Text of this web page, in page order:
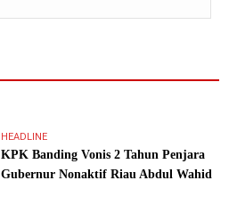
HEADLINE
KPK Banding Vonis 2 Tahun Penjara
Gubernur Nonaktif Riau Abdul Wahid